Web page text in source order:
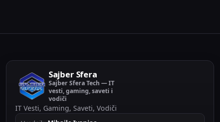
Sajber Sfera
Sajber Sfera Tech — IT
vesti, gaming, saveti i
vodiči
IT Vesti, Gaming, Saveti, Vodiči